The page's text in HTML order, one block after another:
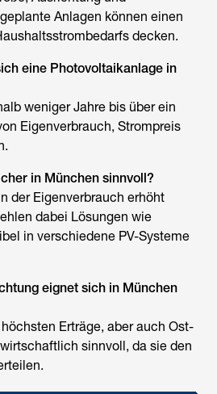
Anlagen können einen
decken.
eine Photovoltaikanlage in
weniger Jahre bis über ein
Eigenverbrauch, Strompreis
in München sinnvoll?
der Eigenverbrauch erhöht
dabei Lösungen wie
in verschiedene PV-Systeme
eignet sich in München
Erträge, aber auch Ost-
sinnvoll, da sie den